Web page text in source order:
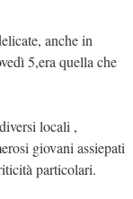
anche in
5,era quella che
locali ,
giovani assiepati
particolari.